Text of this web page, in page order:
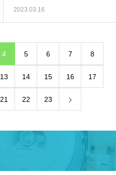
2023.03.16
4 5 6 7 8
13 14 15 16 17
21 22 23